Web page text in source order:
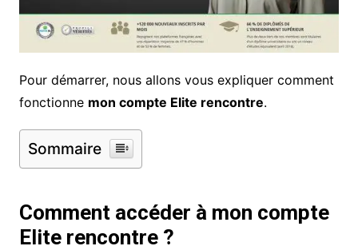
Pour démarrer, nous allons vous expliquer comment
fonctionne mon compte Elite rencontre.
Sommaire
Comment accéder à mon compte
Elite rencontre ?